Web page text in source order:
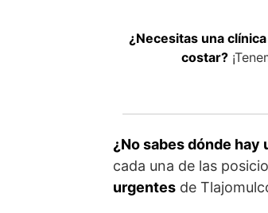
¿Necesitas una
costar?
¿No sabes dónde
cada una de las
urgentes de